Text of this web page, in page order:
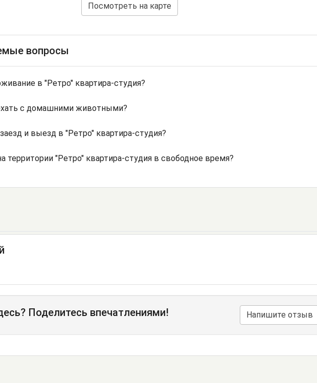
Посмотреть на карте
вопросы
в "Ретро" квартира-студия?
с домашними животными?
и выезд в "Ретро" квартира-студия?
территории "Ретро" квартира-студия в свободное время?
Поделитесь впечатлениями! Напишите отзыв